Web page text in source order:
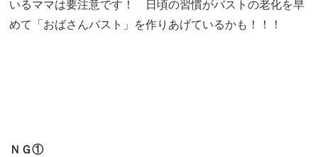
いるママは要注意です！ 日頃の習慣がバストの老化を早
めて「おばさんバスト」を作りあげているかも！！！
ＮＧ①